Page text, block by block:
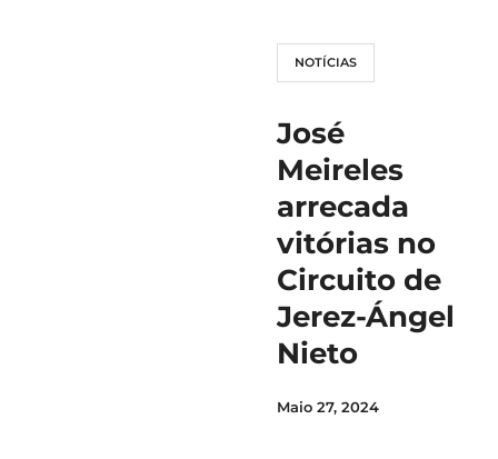
NOTÍCIAS
José
Meireles
arrecada
vitórias no
Circuito de
Jerez-Ángel
Nieto
Maio 27, 2024